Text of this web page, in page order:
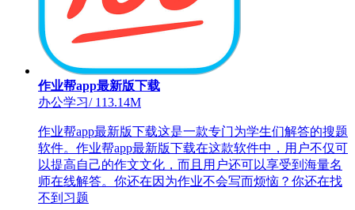
作业帮app最新版下载
办公学习/113.14M
作业帮app最新版下载这是一款专门为学生们解答的搜题
软件。作业帮app最新版下载在这款软件中，用户不仅可
以提高自己的作文文化，而且用户还可以享受到海量名
师在线解答。你还在因为作业不会写而烦恼？你还在找
不到习题